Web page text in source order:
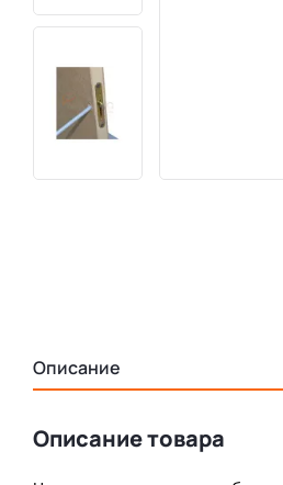
Описание
Описание товара